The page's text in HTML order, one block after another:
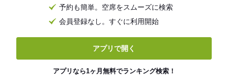
予約も簡単。空席をスムーズに検索
会員登録なし。すぐに利用開始
アプリで開く
アプリなら1ヶ月無料でランキング検索！